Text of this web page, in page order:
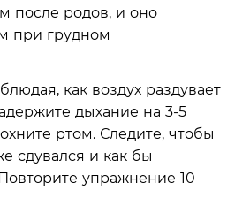
после родов, и оно
при грудном
как воздух раздувает
дыхание на 3-5
ртом. Следите, чтобы
сдувался и как бы
упражнение 10